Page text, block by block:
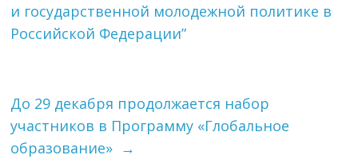
и государственной молодежной политике в
Российской Федерации”
До 29 декабря продолжается набор
участников в Программу «Глобальное
образование» →